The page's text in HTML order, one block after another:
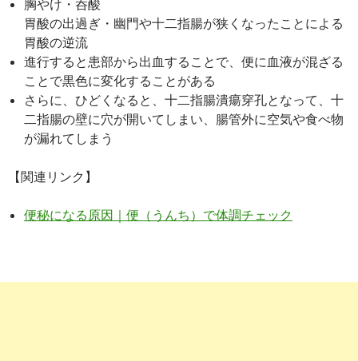
胸やけ・呑酸
胃酸の出過ぎ・幽門や十二指腸が狭くなったことによる
胃酸の逆流
進行すると患部から出血することで、便に血液が混ざる
ことで黒色に変化することがある
さらに、ひどくなると、十二指腸潰瘍穿孔となって、十
二指腸の壁に穴が開いてしまい、腸管外に空気や食べ物
が漏れてしまう
【関連リンク】
便秘になる原因｜便（うんち）で体調チェック